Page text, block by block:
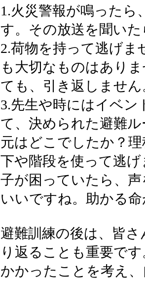
1.火災警報が鳴ったら
す。その放送を聞い
2.荷物を持って逃げま
も大切なものはあり
ても、引き返しません
3.先生や時にはイベ
て、決められた避難
元はどこでしたか？
下や階段を使って逃
子が困っていたら、
いいですね。助かる
避難訓練の後は、皆
り返ることも重要で
かかったことを考え